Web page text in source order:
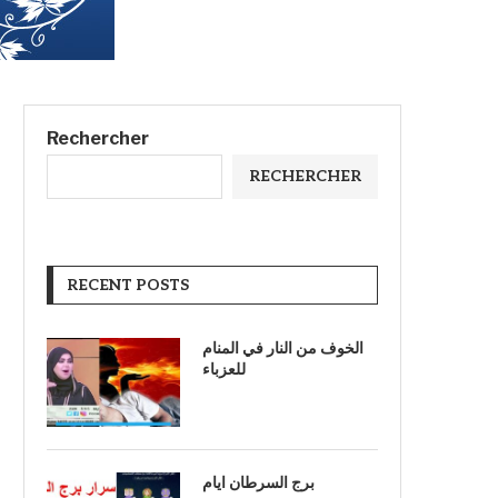
Rechercher
RECHERCHER
RECENT POSTS
الخوف من النار في المنام
للعزباء
برج السرطان ايام